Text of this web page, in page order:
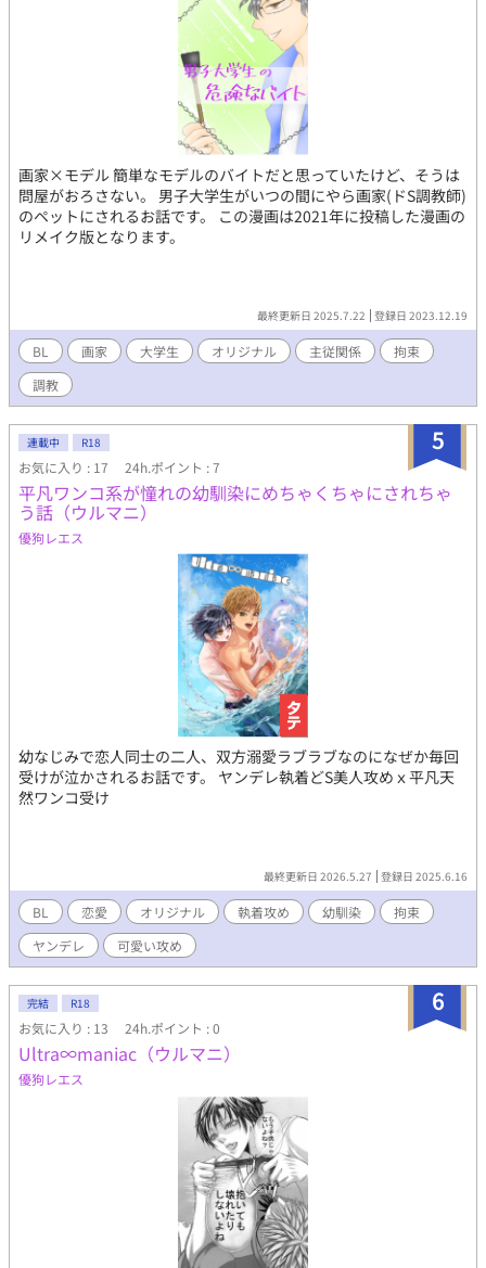
画家×モデル 簡単なモデルのバイトだと思っていたけど、そうは
問屋がおろさない。 男子大学生がいつの間にやら画家(ドS調教師)
のペットにされるお話です。 この漫画は2021年に投稿した漫画の
リメイク版となります。
最終更新日 2025.7.22 登録日 2023.12.19
BL 画家 大学生 オリジナル 主従関係
拘束
調教
5
連載中 R18
お気に入り : 17 24h.ポイント : 7
平凡ワンコ系が憧れの幼馴染にめちゃくちゃにされちゃ
う話（ウルマニ）
優狗レエス
幼なじみで恋人同士の二人、双方溺愛ラブラブなのになぜか毎回
受けが泣かされるお話です。 ヤンデレ執着どS美人攻めｘ平凡天
然ワンコ受け
最終更新日 2026.5.27 登録日 2025.6.16
BL 恋愛 オリジナル 執着攻め 幼馴染
拘束
ヤンデレ
可愛い攻め
6
完結 R18
お気に入り : 13 24h.ポイント : 0
Ultra∞maniac（ウルマニ）
優狗レエス